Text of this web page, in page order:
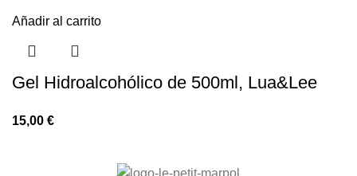
Añadir al carrito
Gel Hidroalcohólico de 500ml, Lua&Lee
15,00 €